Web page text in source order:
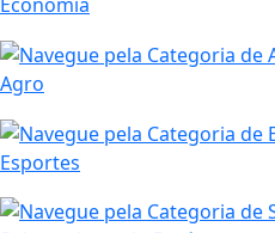
Agro
Esportes